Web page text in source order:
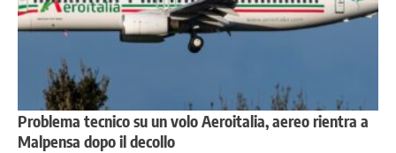
Problema tecnico su un volo Aeroitalia, aereo rientra a
Malpensa dopo il decollo